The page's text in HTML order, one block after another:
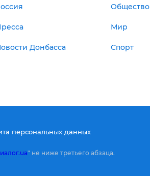
Общество
Мир
Донбасса Спорт
персональных данных
" не ниже третьего абзаца.